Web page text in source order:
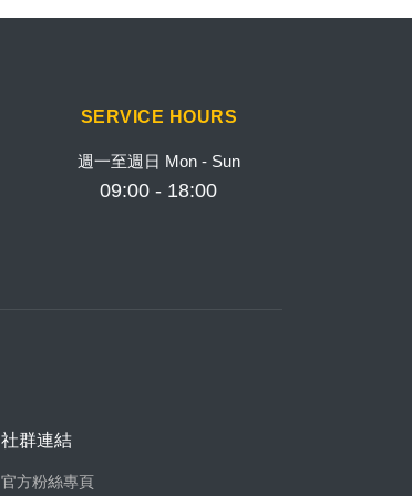
SERVICE HOURS
週一至週日 Mon - Sun
09:00 - 18:00
社群連結
官方粉絲專頁